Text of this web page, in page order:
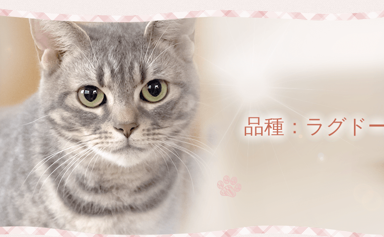
品種：ラグド